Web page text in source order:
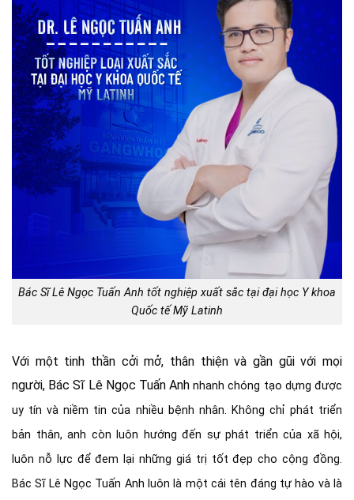
Bác Sĩ Lê Ngọc Tuấn Anh tốt nghiệp xuất sắc tại đại học Y khoa
Quốc tế Mỹ Latinh
Với một tinh thần cởi mở, thân thiện và gần gũi với mọi
người, Bác Sĩ Lê Ngọc Tuấn Anh nhanh chóng tạo dựng được
uy tín và niềm tin của nhiều bệnh nhân. Không chỉ phát triển
bản thân, anh còn luôn hướng đến sự phát triển của xã hội,
luôn nỗ lực để đem lại những giá trị tốt đẹp cho cộng đồng.
Bác Sĩ Lê Ngọc Tuấn Anh luôn là một cái tên đáng tự hào và là